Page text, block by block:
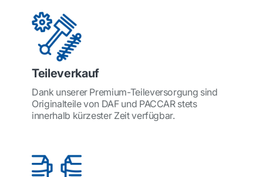
Teileverkauf
Dank unserer Premium-Teileversorgung sind
Originalteile von DAF und PACCAR stets
innerhalb kürzester Zeit verfügbar.